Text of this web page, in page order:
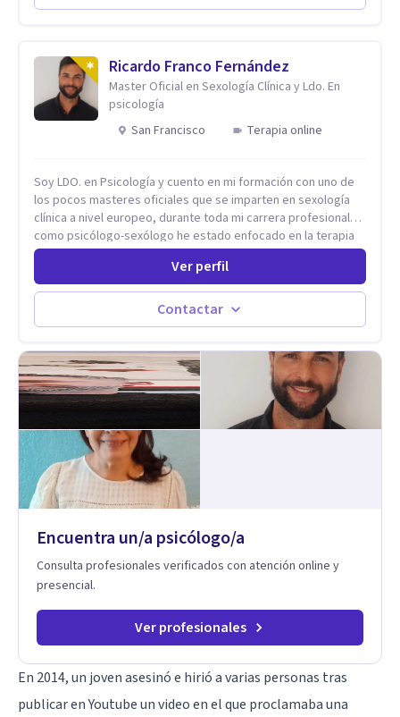
desarrollar nuevas habilidades y estrategias basadas en la
Ricardo Franco Fernández
Master Oficial en Sexología Clínica y Ldo. En
psicología
San Francisco
Terapia online
Soy LDO. en Psicología y cuento en mi formación con uno de
los pocos masteres oficiales que se imparten en sexología
clínica a nivel europeo, durante toda mi carrera profesional
como psicólogo-sexólogo he estado enfocado en la terapia
sexual desde una perspectiva multidisciplinar BIO-PSICO-
SOCIAL ya que aunque las bases de mi trabajo son
psicológicas, si no se tienen en consideración otros factores
la terapia puede no funcionar al tener una visión demasiado
simplista, excluyendo de antemano otros factores que
mejora global de tu sexualidad, considerando cada caso
como algo particular e intentando adaptarme a tu situación
personal concreta. En especial mi ámbito de trabajo es la
disfunción eréctil, la eyaculación precoz y la falta de deseo
tanto en mujeres como en hombres. La sexualidad es de
enorme importancia tanto para el bienestar físico y mental
como a nivel personal para una buena autoestima y una
relación saludable de pareja.
Ver perfil
Contactar
Encuentra un/a psicólogo/a
Consulta profesionales verificados con atención online y
presencial.
Ver profesionales
En 2014, un joven asesinó e hirió a varias personas tras
publicar en Youtube un video en el que proclamaba una